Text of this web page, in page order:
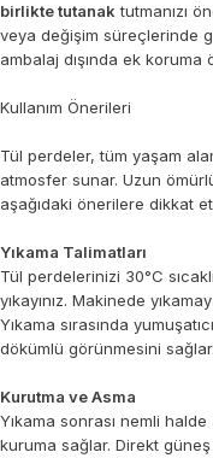
birlikte tutanaktutmanızı
veya değişim süreçlerinde
ambalaj dışında ek koruma
Kullanım Önerileri
Tül perdeler, tüm yaşam
atmosfer sunar. Uzun
aşağıdaki önerilere dikkat
Yıkama Talimatları
Tül perdelerinizi 30°C
yıkayınız. Makinede
Yıkama sırasında
dökümlü görünmesini sağlar.
Kurutma ve Asma
Yıkama sonrası nemli halde
kuruma sağlar. Direkt güneş